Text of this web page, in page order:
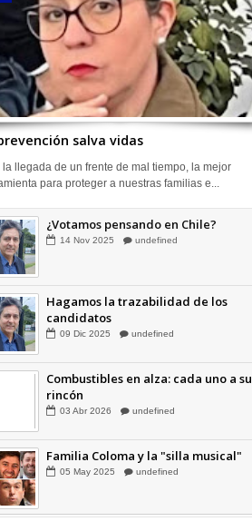
salva vidas
la llegada de un frente de mal tiempo, la mejor
para proteger a nuestras familias e...
¿Votamos pensando en Chile?
14 Nov 2025 undefined
Hagamos la trazabilidad de los
candidatos
09 Dic 2025 undefined
Combustibles en alza: cada uno a su
rincón
03 Abr 2026 undefined
Familia Coloma y la "silla musical"
05 May 2025 undefined